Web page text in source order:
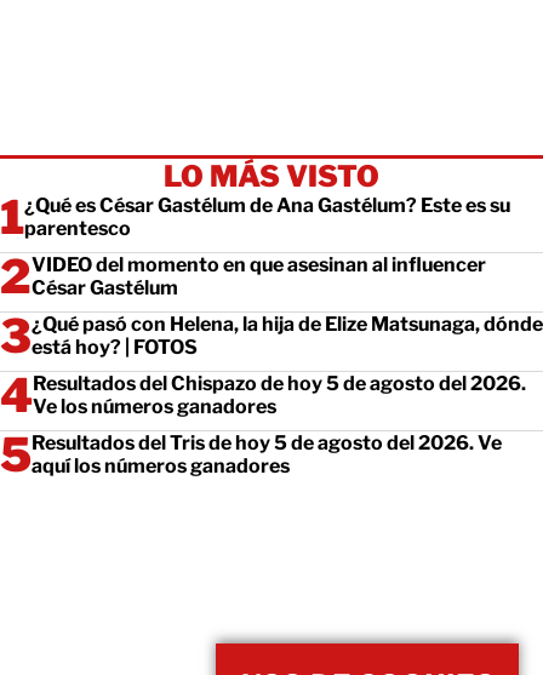
LO MÁS VISTO
¿Qué es César Gastélum de Ana Gastélum? Este es su
parentesco
VIDEO del momento en que asesinan al influencer
César Gastélum
¿Qué pasó con Helena, la hija de Elize Matsunaga, dónde
está hoy? | FOTOS
Resultados del Chispazo de hoy 5 de agosto del 2026.
Ve los números ganadores
Resultados del Tris de hoy 5 de agosto del 2026. Ve
aquí los números ganadores